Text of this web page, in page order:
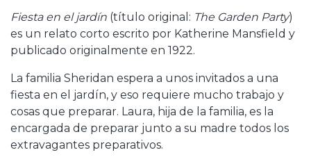
Fiesta en el jardín (título original: The Garden Party)
es un relato corto escrito por Katherine Mansfield y
publicado originalmente en 1922.
La familia Sheridan espera a unos invitados a una
fiesta en el jardín, y eso requiere mucho trabajo y
cosas que preparar. Laura, hija de la familia, es la
encargada de preparar junto a su madre todos los
extravagantes preparativos.